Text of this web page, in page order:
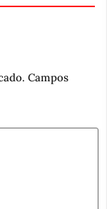
Campos